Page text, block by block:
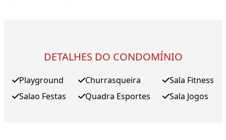
DETALHES DO CONDOMÍNIO
Playground
Salao Festas
Churrasqueira
Quadra Esportes
Sala Fitness
Sala Jogos